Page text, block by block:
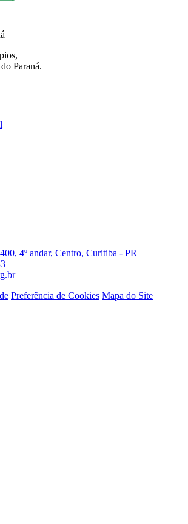
Paraná.
4º andar, Centro, Curitiba - PR
Preferência de Cookies Mapa do Site